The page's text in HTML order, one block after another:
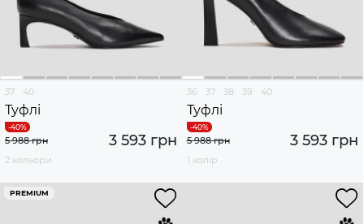
37 40
Туфлі
3 593 грн
5 988 грн
2 кольори
36 37 38 39 40
Туфлі
3 593 грн
5 988 грн
1 колір
PREMIUM